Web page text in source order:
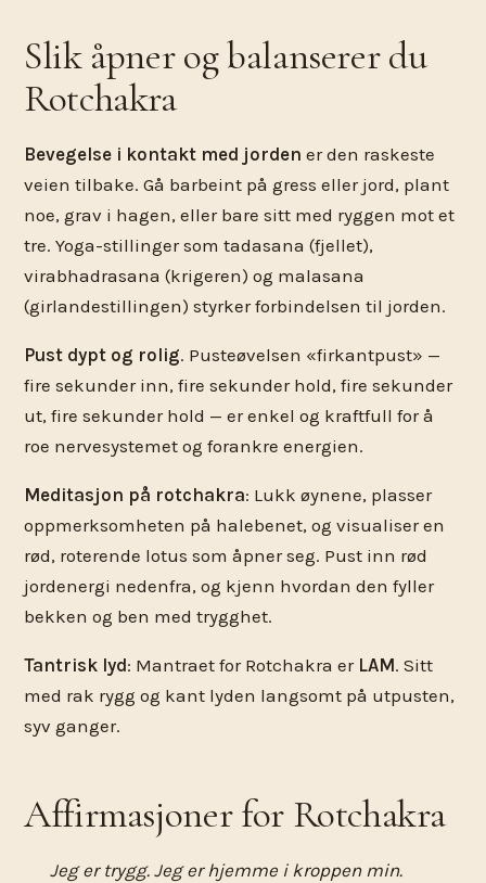
Slik åpner og balanserer du
Rotchakra
Bevegelse i kontakt med jorden er den raskeste
veien tilbake. Gå barbeint på gress eller jord, plant
noe, grav i hagen, eller bare sitt med ryggen mot et
tre. Yoga-stillinger som tadasana (fjellet),
virabhadrasana (krigeren) og malasana
(girlandestillingen) styrker forbindelsen til jorden.
Pust dypt og rolig. Pusteøvelsen «firkantpust» —
fire sekunder inn, fire sekunder hold, fire sekunder
ut, fire sekunder hold — er enkel og kraftfull for å
roe nervesystemet og forankre energien.
Meditasjon på rotchakra: Lukk øynene, plasser
oppmerksomheten på halebenet, og visualiser en
rød, roterende lotus som åpner seg. Pust inn rød
jordenergi nedenfra, og kjenn hvordan den fyller
bekken og ben med trygghet.
Tantrisk lyd: Mantraet for Rotchakra er LAM. Sitt
med rak rygg og kant lyden langsomt på utpusten,
syv ganger.
Affirmasjoner for Rotchakra
Jeg er trygg. Jeg er hjemme i kroppen min.